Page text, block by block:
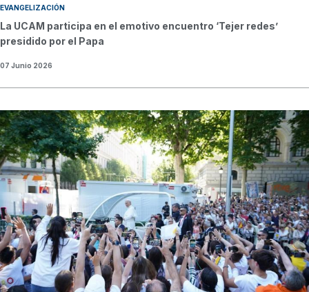
EVANGELIZACIÓN
La UCAM participa en el emotivo encuentro ‘Tejer redes’
presidido por el Papa
07 Junio 2026